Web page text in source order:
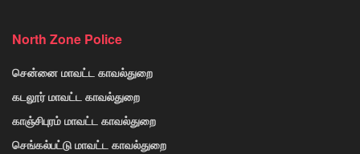
North Zone Police
சென்னை மாவட்ட காவல்துறை
கடலூர் மாவட்ட காவல்துறை
காஞ்சிபுரம் மாவட்ட காவல்துறை
செங்கல்பட்டு மாவட்ட காவல்துறை